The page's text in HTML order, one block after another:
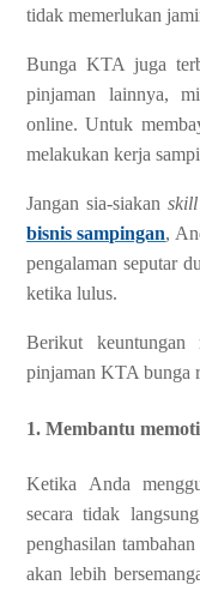
tidak memerlukan
Bunga KTA juga
pinjaman lainnya,
online. Untuk
melakukan kerja
Jangan sia-siakan skill
bisnis sampingan,
pengalaman seputar
ketika lulus.
Berikut keuntungan
pinjaman KTA bunga
1. Membantu
Ketika Anda
secara tidak
penghasilan
akan lebih